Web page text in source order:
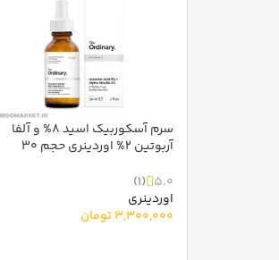
سرم آسکوربیک اسید 8% و آلفا
آربوتین 2% اوردینری حجم 30
5.0
(1)
اوردینری
3,300,000تومان